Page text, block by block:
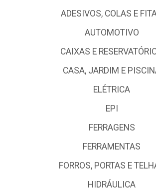
ADESIVOS, COLAS E
AUTOMOTIVO
CAIXAS E
CASA, JARDIM E
ELÉTRICA
EPI
FERRAGENS
FERRAMENTAS
FORROS, PORTAS E
HIDRÁULICA